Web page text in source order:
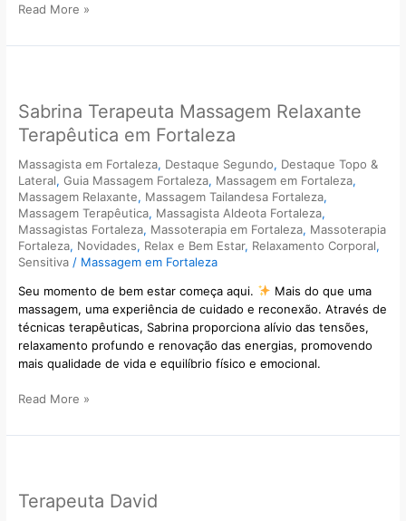
Read More »
Sabrina Terapeuta Massagem Relaxante
Terapêutica em Fortaleza
Massagista em Fortaleza, Destaque Segundo, Destaque Topo &
Lateral,Guia Massagem Fortaleza, Massagem em Fortaleza,
Massagem Relaxante, Massagem Tailandesa Fortaleza,
Massagem Terapêutica, Massagista Aldeota Fortaleza,
Massagistas Fortaleza, Massoterapia em Fortaleza, Massoterapia
Fortaleza, Novidades, Relax e Bem Estar, Relaxamento Corporal,
Sensitiva / Massagem em Fortaleza
Seu momento de bem estar começa aqui.
Mais do que uma
massagem, uma experiência de cuidado e reconexão. Através de
técnicas terapêuticas, Sabrina proporciona alívio das tensões,
relaxamento profundo e renovação das energias, promovendo
mais qualidade de vida e equilíbrio físico e emocional.
Massagem
Relaxante
Terapêutica
em
Fortaleza
Read More »
Terapeuta David